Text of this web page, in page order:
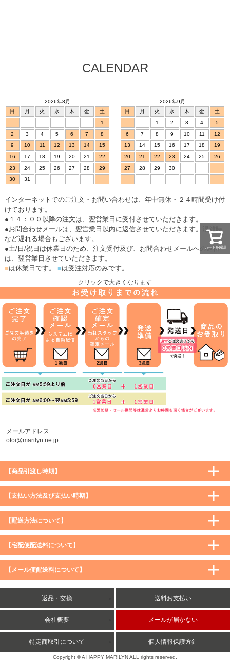
カートを確認
CALENDAR
2026年8月
日
月 火 水 木 金
土
1
2
3 4 5 6 7
8
9
10 11 12 13 14
15
16
17 18 19 20 21
22
23
24 25 26 27 28
29
30
31
2026年9月
日
月 火 水 木 金
土
1
2 3 4
5
6
7 8 9 10 11
12
13
14 15 16 17 18
19
20
21 22 23 24 25
26
27
28 29 30
インターネットでのご注文・お問い合わせは、年中無休・２４時間受け付
けております。
●１４：００以降の注文は、翌営業日に受付させていただきます。
●お問合わせメールは、翌営業日以内に返信させていただきます。混雑時
など遅れる場合もございます。
●土/日/祝日は休業日のため、注文受付及び、お問合わせメールへの返信
は、翌営業日させていただきます。
■は休業日です。 ■は受注対応のみです。
クリックで大きくなります
メールアドレス
otoi@marilyn.ne.jp
【商品引渡し時期】
【支払い方法及び支払い時期】
【配送方法について】
【宅配便配送料について】
購入価格 ／ 地域 通常 沖縄・離島など一部地域
5,900円（税込）未満
590円（税込）
【メール便配送料について】
5,900円（税込）以上 送料無料
返品・交換 送料お支払い
会社概要 メールが届かない
特定商取引について 個人情報保護方針
Copyright © A HAPPY MARILYN ALL rights reserved.